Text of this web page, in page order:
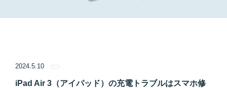
2024.5.10
iPad Air 3（アイパッド）の充電トラブルはスマホ修